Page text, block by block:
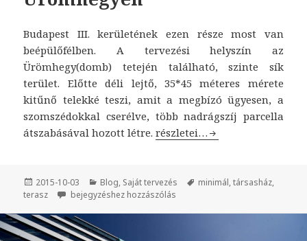
Budapest III. kerületének ezen része most van
beépülőfélben. A tervezési helyszín az
Ürömhegy(domb) tetején található, szinte sík
terület. Előtte déli lejtő, 35*45 méteres mérete
kitűnő telekké teszi, amit a megbízó ügyesen, a
szomszédokkal cserélve, több nadrágszíj parcella
átszabásával hozott létre.4 lakásos társasház terv
részletei…
Közzétéve
2015-10-03 Kategória
Blog, Saját tervezés Címke
minimál,társasház,
terasz
4 lakásos társasház terv Ürömhegyen
bejegyzéshez hozzászólás